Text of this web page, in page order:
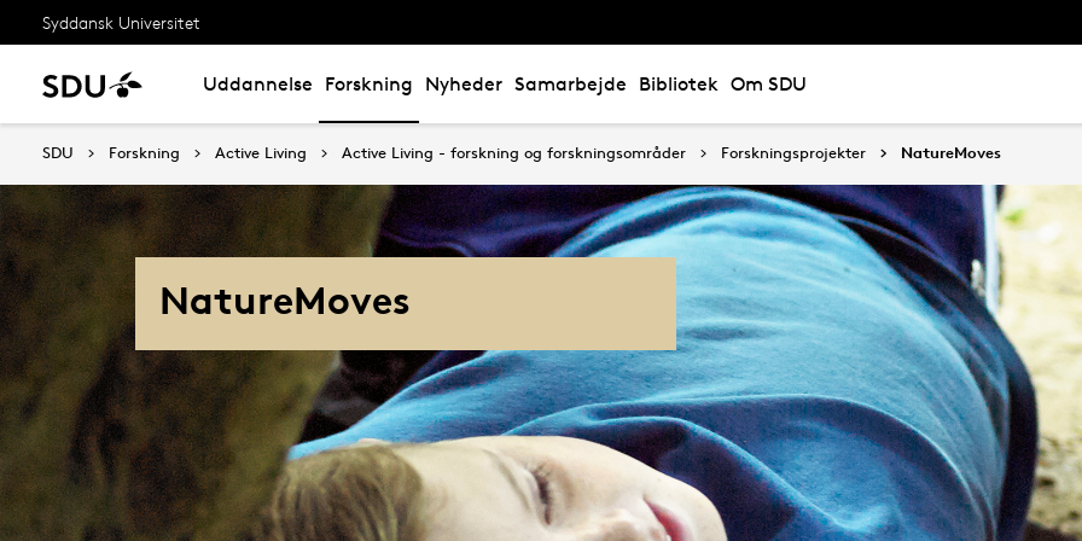
Syddansk Universitet
Uddannelse Forskning Nyheder Samarbejde Bibliotek Om SDU
SDU Forskning Active Living Active Living - forskning og forskningsområder Forskningsprojekter NatureMoves
NatureMoves